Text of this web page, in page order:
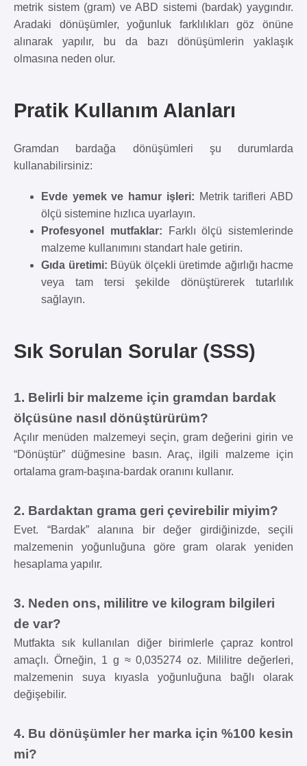
metrik sistem (gram) ve ABD sistemi (bardak) yaygındır.
Aradaki dönüşümler, yoğunluk farklılıkları göz önüne
alınarak yapılır, bu da bazı dönüşümlerin yaklaşık
olmasına neden olur.
Pratik Kullanım Alanları
Gramdan bardağa dönüşümleri şu durumlarda
kullanabilirsiniz:
Evde yemek ve hamur işleri: Metrik tarifleri ABD
ölçü sistemine hızlıca uyarlayın.
Profesyonel mutfaklar: Farklı ölçü sistemlerinde
malzeme kullanımını standart hale getirin.
Gıda üretimi: Büyük ölçekli üretimde ağırlığı hacme
veya tam tersi şekilde dönüştürerek tutarlılık
sağlayın.
Sık Sorulan Sorular (SSS)
1. Belirli bir malzeme için gramdan bardak
ölçüsüne nasıl dönüştürürüm?
Açılır menüden malzemeyi seçin, gram değerini girin ve
“Dönüştür” düğmesine basın. Araç, ilgili malzeme için
ortalama gram-başına-bardak oranını kullanır.
2. Bardaktan grama geri çevirebilir miyim?
Evet. “Bardak” alanına bir değer girdiğinizde, seçili
malzemenin yoğunluğuna göre gram olarak yeniden
hesaplama yapılır.
3. Neden ons, mililitre ve kilogram bilgileri
de var?
Mutfakta sık kullanılan diğer birimlerle çapraz kontrol
amaçlı. Örneğin, 1 g ≈ 0,035274 oz. Mililitre değerleri,
malzemenin suya kıyasla yoğunluğuna bağlı olarak
değişebilir.
4. Bu dönüşümler her marka için %100 kesin
mi?